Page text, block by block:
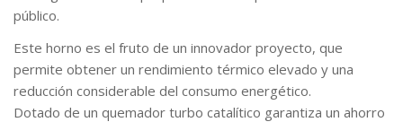
público.
Este horno es el fruto de un innovador proyecto, que
permite obtener un rendimiento térmico elevado y una
reducción considerable del consumo energético.
Dotado de un quemador turbo catalítico garantiza un ahorro